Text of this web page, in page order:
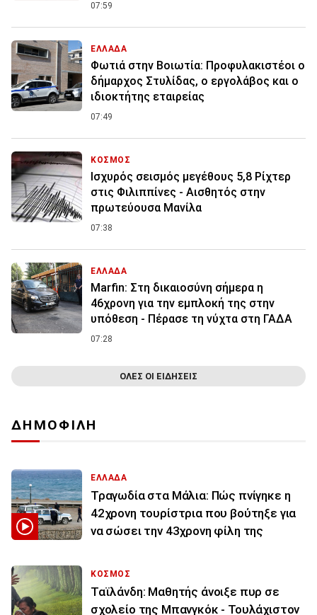
07:59
ΕΛΛΑΔΑ
Φωτιά στην Βοιωτία: Προφυλακιστέοι ο
δήμαρχος Στυλίδας, ο εργολάβος και ο
ιδιοκτήτης εταιρείας
07:49
ΚΟΣΜΟΣ
Ισχυρός σεισμός μεγέθους 5,8 Ρίχτερ
στις Φιλιππίνες - Αισθητός στην
πρωτεύουσα Μανίλα
07:38
ΕΛΛΑΔΑ
Marfin: Στη δικαιοσύνη σήμερα η
46χρονη για την εμπλοκή της στην
υπόθεση - Πέρασε τη νύχτα στη ΓΑΔΑ
07:28
ΟΛΕΣ ΟΙ ΕΙΔΗΣΕΙΣ
ΔΗΜΟΦΙΛΗ
ΕΛΛΑΔΑ
Τραγωδία στα Μάλια: Πώς πνίγηκε η
42χρονη τουρίστρια που βούτηξε για
να σώσει την 43χρονη φίλη της
ΚΟΣΜΟΣ
Ταϊλάνδη: Μαθητής άνοιξε πυρ σε
σχολείο της Μπανγκόκ - Τουλάχιστον